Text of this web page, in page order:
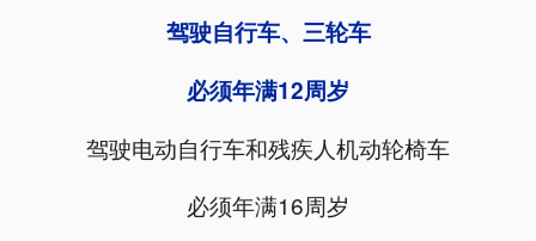
驾驶自行车、三轮车
必须年满12周岁
驾驶电动自行车和残疾人机动轮椅车
必须年满16周岁